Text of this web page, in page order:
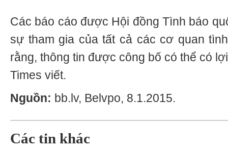
Các báo cáo được Hội đồng Tình báo
sự tham gia của tất cả các cơ quan
rằng, thông tin được công bố có thể có
Times viết.
Nguồn: bb.lv, Belvpo, 8.1.2015.
Các tin khác